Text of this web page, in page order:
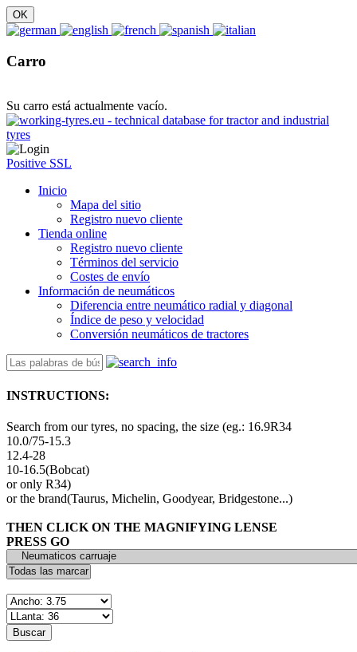
Carro
Su carro está actualmente vacío.
Positive SSL
Inicio
Mapa del sitio
Registro nuevo cliente
Tienda online
Registro nuevo cliente
Términos del servicio
Costes de envío
Información de neumáticos
Diferencia entre neumático radial y diagonal
Índice de peso y velocidad
Conversión neumáticos de tractores
INSTRUCTIONS:
Search from our tyres, no spacing, the size (eg.: 16.9R34
10.0/75-15.3
12.4-28
10-16.5(Bobcat)
or only R34)
or the brand(Taurus, Michelin, Goodyear, Bridgestone...)
THEN CLICK ON THE MAGNIFYING LENSE
PRESS GO